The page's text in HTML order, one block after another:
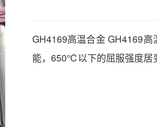
GH4169高温合金 GH4169
能，650℃以下的屈服强度居